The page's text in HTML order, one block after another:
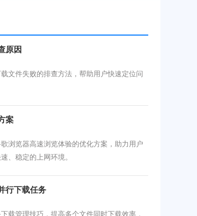
原因
文件失败的排查方法，帮助用户快速定位问
案
浏览器高速浏览体验的优化方案，助力用户
、稳定的上网环境。
行下载任务
载管理技巧，提高多个文件同时下载效率，